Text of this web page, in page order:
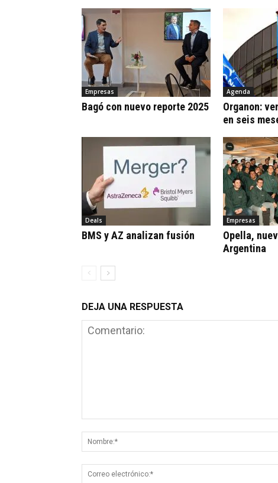
Empresas
Bagó con nuevo reporte 2025
Agenda
Organon:
en seis
Deals
BMS y AZ analizan fusión
Empresas
Opella,
Argentina
DEJA UNA RESPUESTA